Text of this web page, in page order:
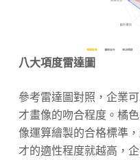
八大項度雷達圖
參考雷達圖對照，企業
才畫像的吻合程度。橘
像運算繪製的合格標準
才的適性程度就越高，